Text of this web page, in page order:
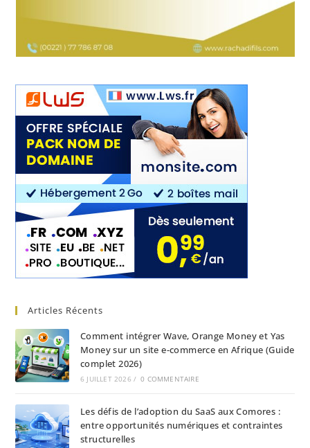
Articles Récents
Comment intégrer Wave, Orange Money et Yas
Money sur un site e-commerce en Afrique (Guide
complet 2026)
6 JUILLET 2026 / 0 COMMENTAIRE
Les défis de l’adoption du SaaS aux Comores :
entre opportunités numériques et contraintes
structurelles